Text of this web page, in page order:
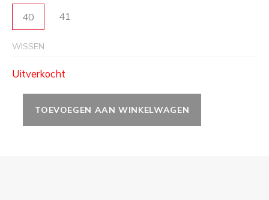
40 41
WISSEN
Uitverkocht
TOEVOEGEN AAN WINKELWAGEN